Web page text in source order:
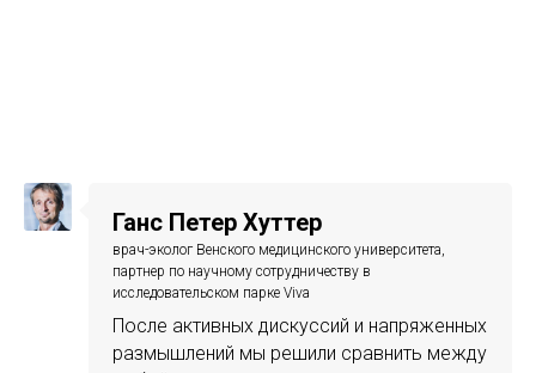
Ганс Петер Хуттер
врач-эколог Венского медицинского университета,
партнер по научному сотрудничеству в
исследовательском парке Viva
После активных дискуссий и напряженных
размышлений мы решили сравнить между